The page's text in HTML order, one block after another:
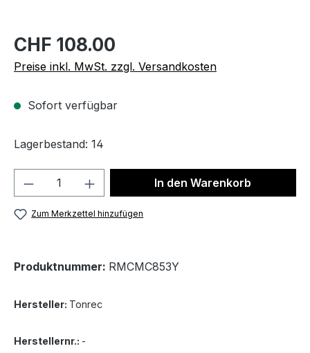
CHF 108.00
Preise inkl. MwSt. zzgl. Versandkosten
Sofort verfügbar
Lagerbestand: 14
Produkt Anzahl: Gib denIn den Warenkorb
Zum Merkzettel hinzufügen
Produktnummer: RMCMC853Y
Hersteller: Tonrec
Herstellernr.: -